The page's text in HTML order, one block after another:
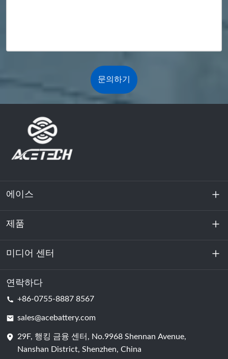
문의하기
에이스
회사 소개
지속 가능성
제품
에너지 저장
데이터센터 및 서버실
배터리 셀
미디어 센터
소식
연락하다
+86-0755-8887 8567
sales@acebattery.com
29F, 행킹 금융 센터, No.9968 Shennan Avenue,
Nanshan District, Shenzhen, China